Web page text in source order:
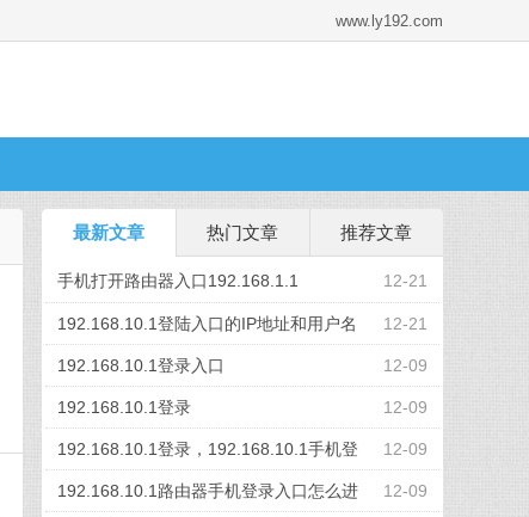
www.ly192.com
最新文章 热门文章 推荐文章
12-21
手机打开路由器入口192.168.1.1
12-21
192.168.10.1登陆入口的IP地址和用户名
密码 12-09
192.168.10.1登录入口
12-09
192.168.10.1登录
12-09
192.168.10.1登录，192.168.10.1手机登
录wifi 12-09
192.168.10.1路由器手机登录入口怎么进